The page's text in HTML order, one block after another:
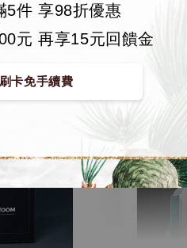
5件 享98折優惠
元 再享15元回饋金
卡免手續費